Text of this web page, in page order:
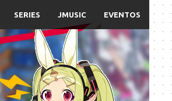
SERIES JMUSIC EVENTOS